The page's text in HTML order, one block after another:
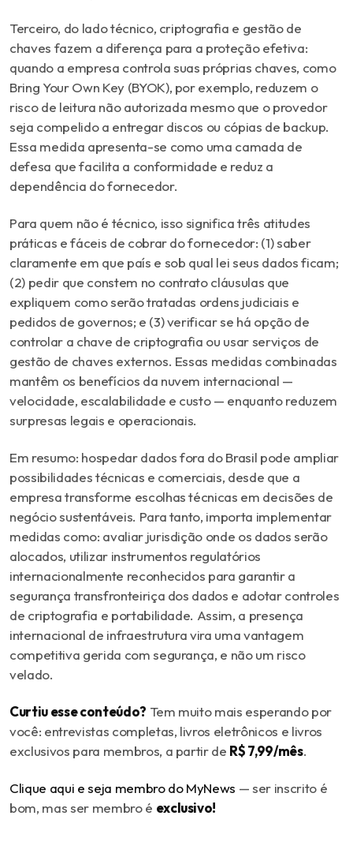
Terceiro, do lado técnico, criptografia e gestão de
chaves fazem a diferença para a proteção efetiva:
quando a empresa controla suas próprias chaves, como
Bring Your Own Key (BYOK), por exemplo, reduzem o
risco de leitura não autorizada mesmo que o provedor
seja compelido a entregar discos ou cópias de backup.
Essa medida apresenta-se como uma camada de
defesa que facilita a conformidade e reduz a
dependência do fornecedor.
Para quem não é técnico, isso significa três atitudes
práticas e fáceis de cobrar do fornecedor: (1) saber
claramente em que país e sob qual lei seus dados ficam;
(2) pedir que constem no contrato cláusulas que
expliquem como serão tratadas ordens judiciais e
pedidos de governos; e (3) verificar se há opção de
controlar a chave de criptografia ou usar serviços de
gestão de chaves externos. Essas medidas combinadas
mantêm os benefícios da nuvem internacional —
velocidade, escalabilidade e custo — enquanto reduzem
surpresas legais e operacionais.
Em resumo: hospedar dados fora do Brasil pode ampliar
possibilidades técnicas e comerciais, desde que a
empresa transforme escolhas técnicas em decisões de
negócio sustentáveis. Para tanto, importa implementar
medidas como: avaliar jurisdição onde os dados serão
alocados, utilizar instrumentos regulatórios
internacionalmente reconhecidos para garantir a
segurança transfronteiriça dos dados e adotar controles
de criptografia e portabilidade. Assim, a presença
internacional de infraestrutura vira uma vantagem
competitiva gerida com segurança, e não um risco
velado.
Curtiu esse conteúdo? Tem muito mais esperando por
você: entrevistas completas, livros eletrônicos e livros
exclusivos para membros, a partir de R$ 7,99/mês.
Clique aqui e seja membro do MyNews — ser inscrito é
bom, mas ser membro é exclusivo!